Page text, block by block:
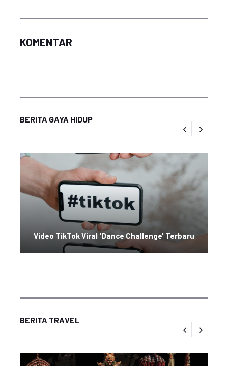
KOMENTAR
BERITA GAYA HIDUP
Video TikTok Viral 'Dance Challenge' Terbaru
BERITA TRAVEL